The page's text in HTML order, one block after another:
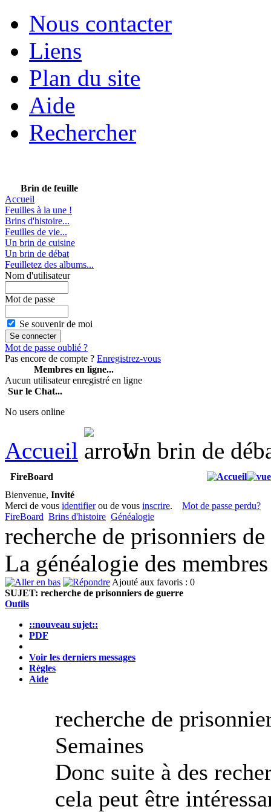
Nous contacter
Liens
Plan du site
Aide
Rechercher
Brin de feuille
Accueil
Feuilles à la une !
Brins d'histoire...
Feuilles de vie...
Un brin de cuisine
Un brin de débat
Feuilletez des albums...
Nom d'utilisateur
Mot de passe
Se souvenir de moi
Mot de passe oublié ?
Pas encore de compte ? Enregistrez-vous
Membres en ligne...
Aucun utilisateur enregistré en ligne
Sur le Chat...
No users online
Accueil Un brin de
FireBoard
Bienvenue, Invité
Merci de vous identifierou de vous inscrire. Mot de passe perdu?
FireBoard Brins d'histoire Généalogie
recherche de prisonniers
La généalogie des membres
Ajouté aux favoris : 0
SUJET: recherche de prisonniers de guerre
Outils
::nouveau sujet::
PDF
Voir les derniers messages
Règles
Aide
recherche de
Semaines
Donc suite à des
cela peut être